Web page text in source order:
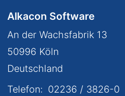
Alkacon Software
An der Wachsfabrik 13
50996 Köln
Deutschland
Telefon: 02236 / 3826-0